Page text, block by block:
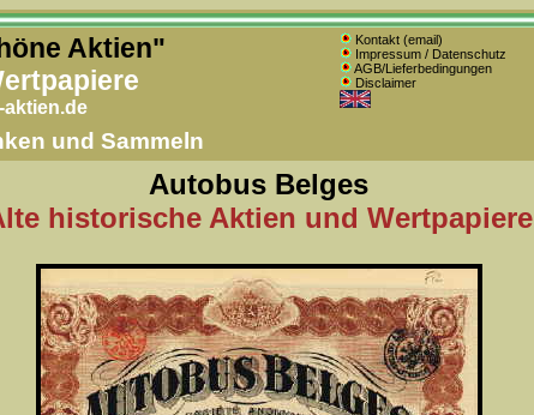
Aktien"
aktien.de
Kontakt (email)
Impressum / Datenschutz
AGB/Lieferbedingungen
Disclaimer
und Sammeln
Autobus Belges
historische Aktien und Wertpapiere